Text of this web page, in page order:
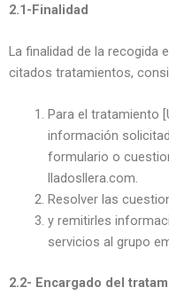
2.1-Finalidad
La finalidad de la recogida
citados tratamientos,
Para el tratamiento
información
formulario o
lladosllera.com.
Resolver las
y remitirles
servicios al grupo
2.2- Encargado del